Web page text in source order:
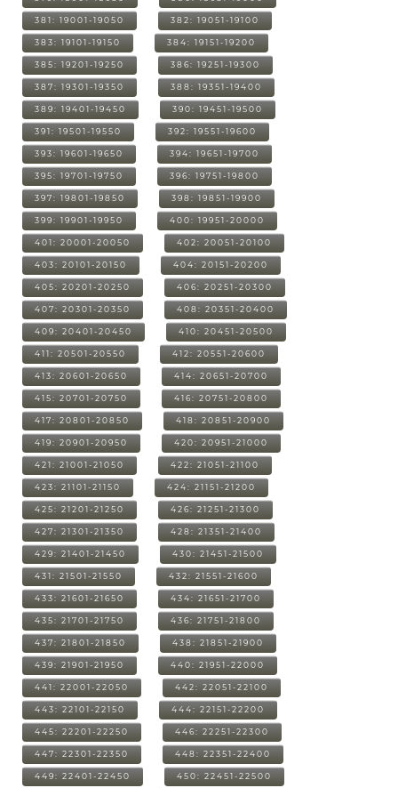
381: 19001-19050 382: 19051-19100
383: 19101-19150 384: 19151-19200
385: 19201-19250 386: 19251-19300
387: 19301-19350 388: 19351-19400
389: 19401-19450 390: 19451-19500
391: 19501-19550 392: 19551-19600
393: 19601-19650 394: 19651-19700
395: 19701-19750 396: 19751-19800
397: 19801-19850 398: 19851-19900
399: 19901-19950 400: 19951-20000
401: 20001-20050 402: 20051-20100
403: 20101-20150 404: 20151-20200
405: 20201-20250 406: 20251-20300
407: 20301-20350 408: 20351-20400
409: 20401-20450 410: 20451-20500
411: 20501-20550 412: 20551-20600
413: 20601-20650 414: 20651-20700
415: 20701-20750 416: 20751-20800
417: 20801-20850 418: 20851-20900
419: 20901-20950 420: 20951-21000
421: 21001-21050 422: 21051-21100
423: 21101-21150 424: 21151-21200
425: 21201-21250 426: 21251-21300
427: 21301-21350 428: 21351-21400
429: 21401-21450 430: 21451-21500
431: 21501-21550 432: 21551-21600
433: 21601-21650 434: 21651-21700
435: 21701-21750 436: 21751-21800
437: 21801-21850 438: 21851-21900
439: 21901-21950 440: 21951-22000
441: 22001-22050 442: 22051-22100
443: 22101-22150 444: 22151-22200
445: 22201-22250 446: 22251-22300
447: 22301-22350 448: 22351-22400
449: 22401-22450 450: 22451-22500